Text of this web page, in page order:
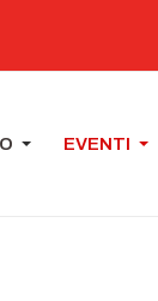
EVENTI